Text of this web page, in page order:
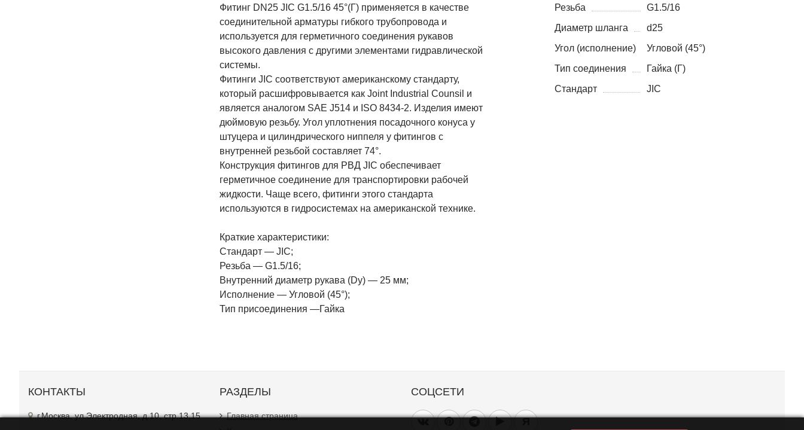
Фитинг DN25 JIC G1.5/16 45°(Г) применяется в качестве
соединительной арматуры гибкого трубопровода и
используется для герметичного соединения рукавов
высокого давления с другими элементами гидравлической
системы.
Фитинги JIC соответствуют американскому стандарту,
который расшифровывается как Joint Industrial Counsil и
является аналогом SAE J514 и ISO 8434-2. Изделия имеют
дюймовую резьбу. Угол уплотнения посадочного конуса у
штуцера и цилиндрического ниппеля у фитингов с
внутренней резьбой составляет 74°.
Конструкция фитингов для РВД JIC обеспечивает
герметичное соединение для транспортировки рабочей
жидкости. Чаще всего, фитинги этого стандарта
используются в гидросистемах на американской технике.
Краткие характеристики:
Стандарт — JIC;
Резьба — G1.5/16;
Внутренний диаметр рукава (Dy) — 25 мм;
Исполнение — Угловой (45°);
Тип присоединения —Гайка
Резьба
G1.5/16
Диаметр шланга
d25
Угол (исполнение)
Угловой (45°)
Тип соединения
Гайка (Г)
Стандарт
JIC
КОНТАКТЫ
г.Москва, ул.Электродная, д.10, стр.13,15
РАЗДЕЛЫ
Главная страница
СОЦСЕТИ